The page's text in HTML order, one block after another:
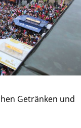
Getränken und